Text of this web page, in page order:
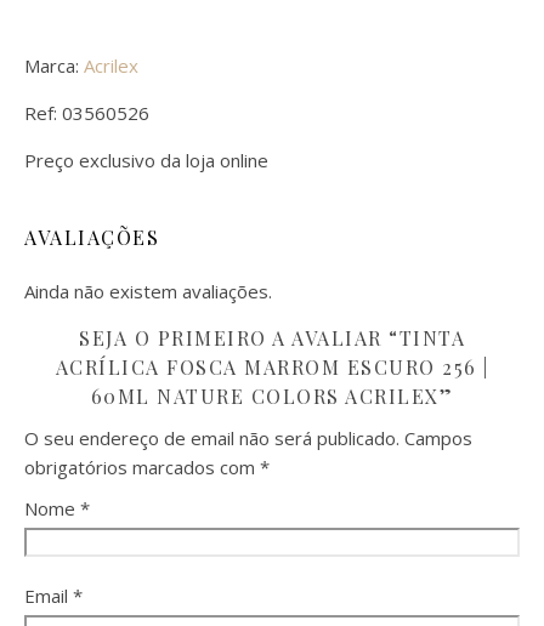
Marca: Acrilex
Ref: 03560526
Preço exclusivo da loja online
AVALIAÇÕES
Ainda não existem avaliações.
SEJA O PRIMEIRO A AVALIAR “TINTA
ACRÍLICA FOSCA MARROM ESCURO 256 |
60ML NATURE COLORS ACRILEX”
O seu endereço de email não será publicado. Campos
obrigatórios marcados com *
Nome *
Email *